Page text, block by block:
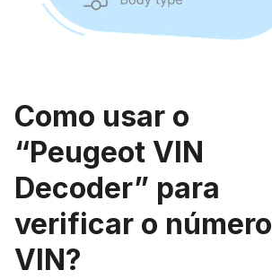
Como usar o
“Peugeot VIN
Decoder” para
verificar o número
VIN?